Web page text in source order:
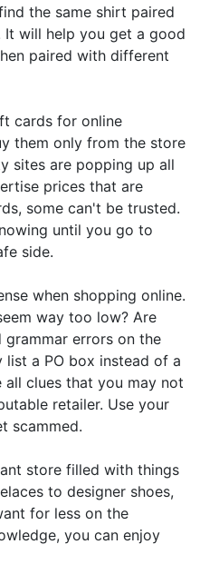
the same shirt paired
will help you get a good
paired with different
cards for online
them only from the store
sites are popping up all
prices that are
some can't be trusted.
until you go to
side.
when shopping online.
way too low? Are
grammar errors on the
list a PO box instead of a
all clues that you may not
retailer. Use your
scammed.
store filled with things
to designer shoes,
for less on the
you can enjoy